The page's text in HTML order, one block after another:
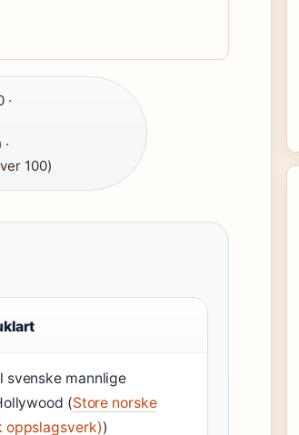
·
100)
svenske mannlige
(Store norske
oppslagsverk))